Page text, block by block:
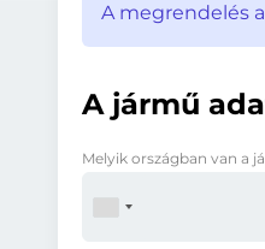
A megrendelés
A jármű
Melyik országban van a